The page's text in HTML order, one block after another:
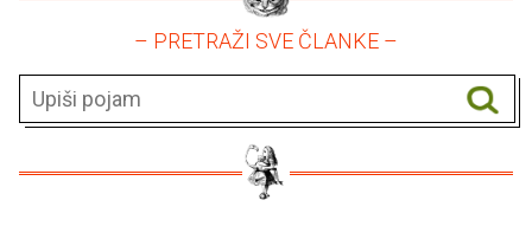
– PRETRAŽI SVE ČLANKE –